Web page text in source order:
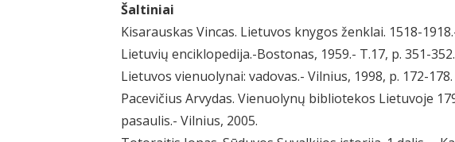
Šaltiniai
Kisarauskas Vincas. Lietuvos knygos ženklai. 1518-
Lietuvių enciklopedija.-Bostonas, 1959.- T.17, p. 351-352.
Lietuvos vienuolynai: vadovas.- Vilnius, 1998, p. 172-178.
Pacevičius Arvydas. Vienuolynų bibliotekos Lietuvoje
pasaulis.- Vilnius, 2005.